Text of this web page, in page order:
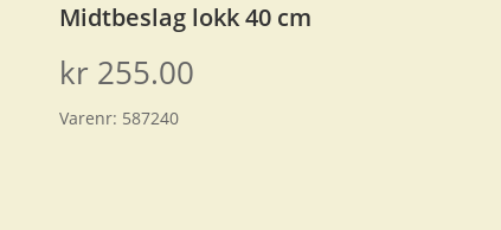
Midtbeslag lokk 40 cm
kr 255.00
Varenr: 587240